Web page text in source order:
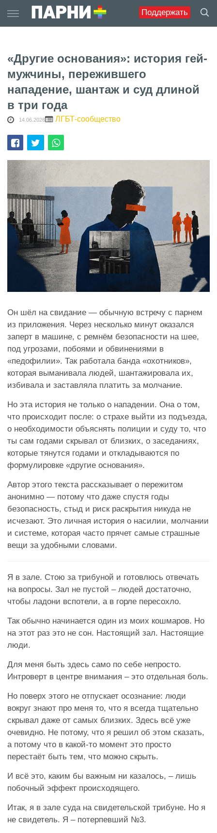
Поддержать
to
content
«Другие основания»: история гей-
мужчины, пережившего
нападение, шантаж и суд длиной
в три года
14.06.2026 ЛГБТ-сообщество
Он шёл на свидание — обычную встречу с парнем
из приложения. Через несколько минут оказался
заперт в машине, с ремнём безопасности на шее,
под угрозами, побоями и обвинениями в
«педофилии». Так работала банда «охотников»,
которая выманивала людей, шантажировала их,
избивала и заставляла платить за молчание.
Но эта история не только о нападении. Она о том,
что происходит после: о страхе выйти из подъезда,
о необходимости объяснять полиции и суду то, что
ты сам годами скрывал от близких, о заседаниях,
которые тянутся годами и откладываются по
формулировке «другие основания».
Автор этого текста рассказывает о пережитом
анонимно — потому что даже спустя годы
безопасность, стыд и риск раскрытия никуда не
исчезают. Это личная история о насилии, молчании
и системе, которая часто прячет самые страшные
вещи за удобными словами.
Я в зале. Стою за трибуной и готовлюсь отвечать
на вопросы. Зал не пустой – людей достаточно,
чтобы ладони вспотели, а в горле пересохло.
Так обычно начинается один из моих кошмаров. Но
на этот раз это не сон. Настоящий зал. Настоящие
люди.
Для меня быть здесь само по себе непросто.
Интроверт в центре внимания – это отдельная боль.
Но поверх этого не отпускает осознание: люди
вокруг знают про меня то, что я всегда тщательно
скрывал даже от самых близких. Здесь всё уже
очевидно. Не потому, что я решил об этом сказать,
а потому что в какой-то момент это просто
перестаёт быть тем, что можно скрыть.
И всё это, каким бы важным ни казалось, – лишь
побочный эффект происходящего.
Итак, я в зале суда на свидетельской трибуне. Но я
не свидетель. Я – потерпевший №3.